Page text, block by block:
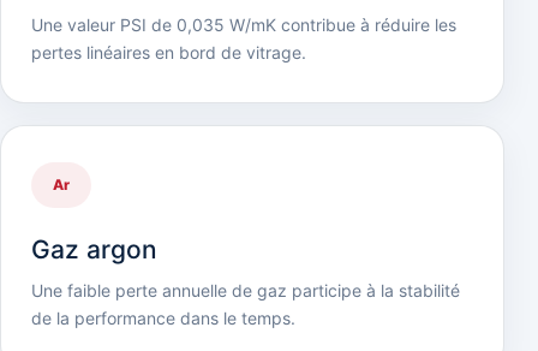
Une valeur PSI de 0,035 W/mK contribue à réduire les
pertes linéaires en bord de vitrage.
Ar
Gaz argon
Une faible perte annuelle de gaz participe à la stabilité
de la performance dans le temps.